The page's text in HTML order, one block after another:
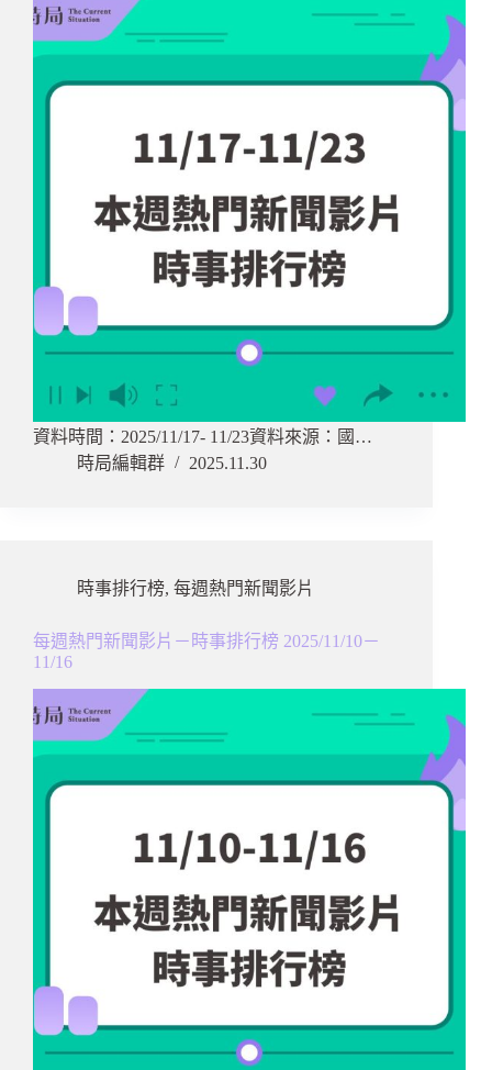
資料時間：2025/11/17- 11/23資料來源：國…
時局編輯群
2025.11.30
時事排行榜, 每週熱門新聞影片
每週熱門新聞影片－時事排行榜 2025/11/10－
11/16